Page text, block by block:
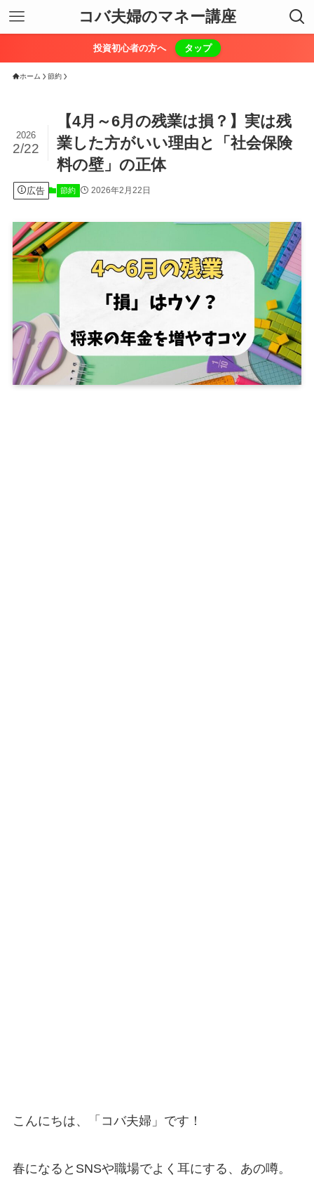
コバ夫婦のマネー講座
投資初心者の方へ タップ
ホーム 節約
【4月～6月の残業は損？】実は残
業した方がいい理由と「社会保険
料の壁」の正体
2026
2/22
広告 節約 2026年2月22日
こんにちは、「コバ夫婦」です！
春になるとSNSや職場でよく耳にする、あの噂。